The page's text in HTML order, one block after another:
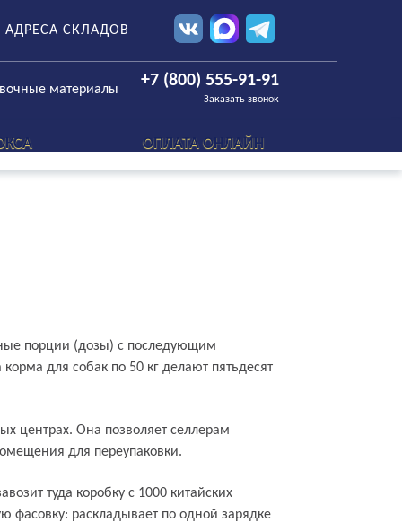
АДРЕСА СКЛАДОВ
материалы +7 (800) 555-91-91
Заказать звонок
ОПЛАТА ОНЛАЙН
порции (дозы) с последующим
для собак по 50 кг делают пятьдесят
центрах. Она позволяет селлерам
для переупаковки.
туда коробку с 1000 китайских
фасовку: раскладывает по одной зарядке